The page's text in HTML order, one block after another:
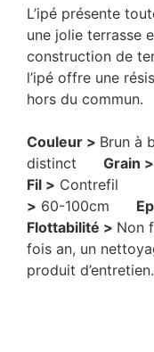
L’ipé présente
une jolie terrasse
construction de
l’ipé offre une
hors du commun.
Couleur > Brun
distinct Grain >
Fil >
> 60-100cm
Flottabilité > Non
fois an, un
produit d’entretien.